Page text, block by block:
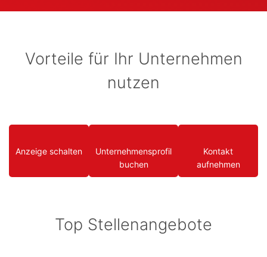
Vorteile für Ihr Unternehmen
nutzen
Anzeige schalten
Unternehmensprofil
buchen
Kontakt
aufnehmen
Top Stellenangebote